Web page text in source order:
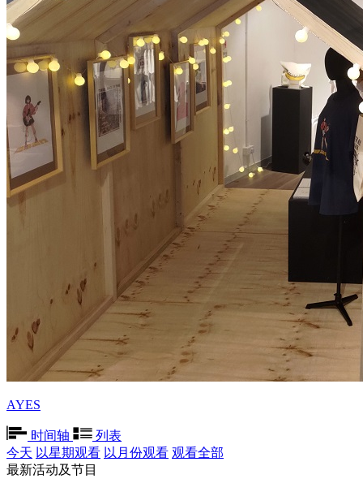
AYES
时间轴
列表
今天 以星期观看 以月份观看 观看全部
最新活动及节目